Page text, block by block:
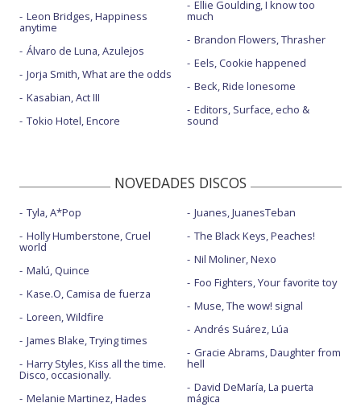
Leon Bridges, Happiness
anytime
Álvaro de Luna, Azulejos
Jorja Smith, What are the odds
Kasabian, Act III
Tokio Hotel, Encore
Ellie Goulding, I know too
much
Brandon Flowers, Thrasher
Eels, Cookie happened
Beck, Ride lonesome
Editors, Surface, echo &
sound
NOVEDADES DISCOS
Tyla, A*Pop
Holly Humberstone, Cruel
world
Malú, Quince
Kase.O, Camisa de fuerza
Loreen, Wildfire
James Blake, Trying times
Harry Styles, Kiss all the time.
Disco, occasionally.
Melanie Martinez, Hades
Juanes, JuanesTeban
The Black Keys, Peaches!
Nil Moliner, Nexo
Foo Fighters, Your favorite toy
Muse, The wow! signal
Andrés Suárez, Lúa
Gracie Abrams, Daughter from
hell
David DeMaría, La puerta
mágica